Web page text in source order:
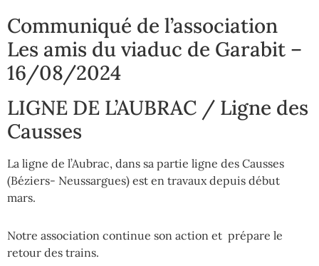
Communiqué de l’association
Les amis du viaduc de Garabit –
16/08/2024
LIGNE DE L’AUBRAC / Ligne des
Causses
La ligne de l’Aubrac, dans sa partie ligne des Causses
(Béziers- Neussargues) est en travaux depuis début
mars.
Notre association continue son action et prépare le
retour des trains.